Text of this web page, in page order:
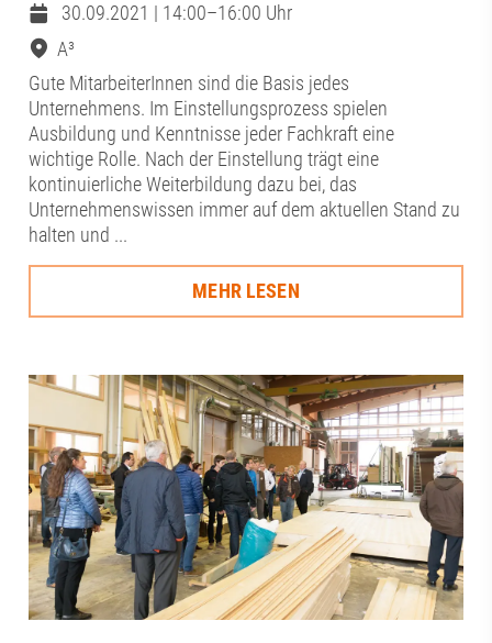
30.09.2021 | 14:00–16:00 Uhr
A³
Gute MitarbeiterInnen sind die Basis jedes
Unternehmens. Im Einstellungsprozess spielen
Ausbildung und Kenntnisse jeder Fachkraft eine
wichtige Rolle. Nach der Einstellung trägt eine
kontinuierliche Weiterbildung dazu bei, das
Unternehmenswissen immer auf dem aktuellen Stand zu
halten und ...
MEHR LESEN